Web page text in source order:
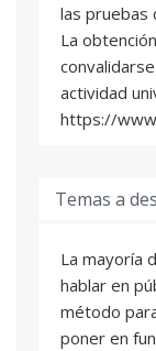
las pruebas
La
actividad
https://
Temas a
La mayoría
hablar en
método
poner en